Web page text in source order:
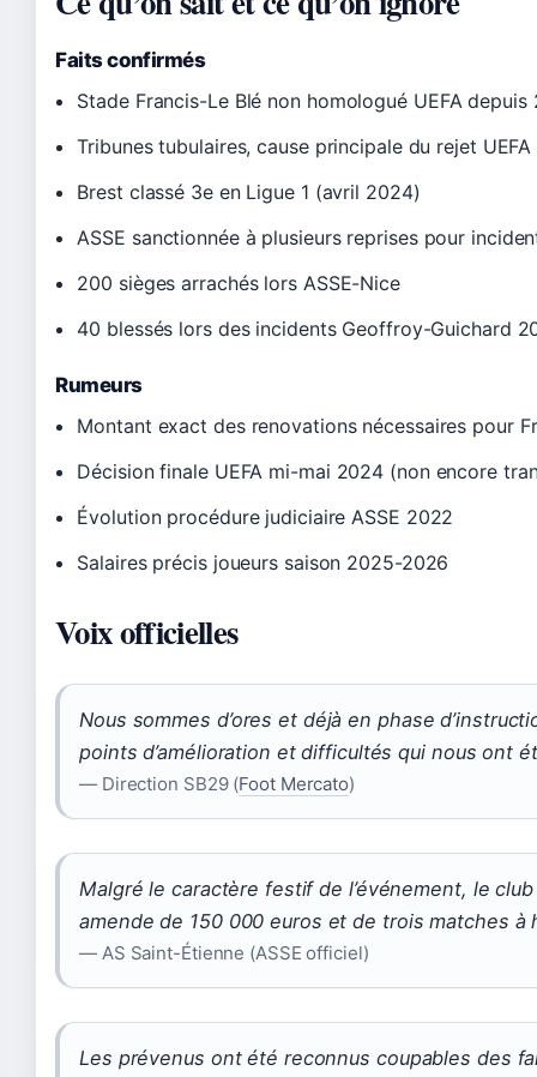
Faits confirmés
Stade Francis-Le Blé non homologué UEFA depuis
Tribunes tubulaires, cause principale du rejet UEFA
Brest classé 3e en Ligue 1 (avril 2024)
ASSE sanctionnée à plusieurs reprises pour
200 sièges arrachés lors ASSE-Nice
40 blessés lors des incidents Geoffroy-Guichard
Rumeurs
Montant exact des renovations nécessaires pour
Décision finale UEFA mi-mai 2024 (non encore
Évolution procédure judiciaire ASSE 2022
Salaires précis joueurs saison 2025-2026
Voix officielles
Nous sommes d’ores et déjà en phase
points d’amélioration et difficultés qui nous ont
— Direction SB29 (Foot Mercato)
Malgré le caractère festif de l’événement, le club
amende de 150 000 euros et de trois matches à
— AS Saint-Étienne (ASSE officiel)
Les prévenus ont été reconnus coupables des